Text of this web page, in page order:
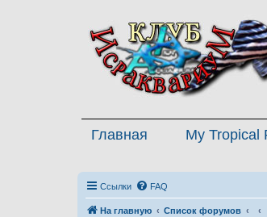
Главная My Tropical
Ссылки FAQ
На главную Список форумов